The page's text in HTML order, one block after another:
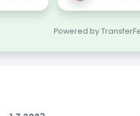
Powered by